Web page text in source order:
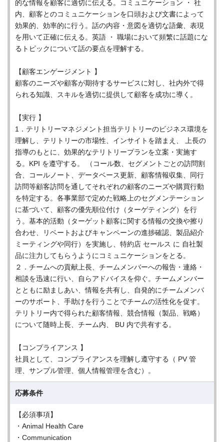
的な情報を顧客に適切に伝える。コミュニケーション ・ 社
内、顧客とのコミュニケーションを口頭および文書によって
効果的、効率的に行う。話の内容・意図を適切な語彙、表現
を用いて正確に伝える。英語 ・ 職場において頻繁に話題にな
るトピックについて話の要点を理解する。
【顧客エンゲージメント 】
顧客のニーズや顧客が期待するサービスに対し、社内外で得
られる知識、スキルを適切に提供して顧客を成功に導く。
【実行 】
1．テリトリーマネジメント担当テリトリーのビジネス環境を
理解し、テリトリーの市場性、インサイトを踏まえ、 上長の
指導のもとに、効果的なテリトリープランを立案・実施す
る。KPI を遵守する。 （コール数、セグメントごとの訪問割
合、コールノート、データベース更新、顧客情報収集、同行
訪問等顧客訪問を通してそれぞれの顧客のニーズや購買行動
を特定する。各事業部で定めた戦略上のセグメンテーション
に基づいて、顧客の優先順位付け（ターゲティング）を行
う。基本的活動（ターゲット顧客に関する情報の交換や擦り
合わせ、リベートおよびキャンペーンの進捗確認、製品紹介
ミーティングや同行）を実施し、特約店 セールス に 自社製
品に注力してもらうようにコミュニケーションをとる。
２．チームへの貢献上長、チームメンバーへの報告・連絡・
相談を迅速に行い、自らアドバイスを仰ぐ。チームメンバー
とともに励ましあい、情報を共有し、自発的にチームメンバ
ーのサポート、手助けを行うことでチームの活性化を促す。
テリトリー内で得られた顧客情報、競合情報（製品、戦略）
について随時上長、チーム内、 BU 内で共有する。
【コンプライアンス 】
社員として、コンプライアンスを理解し遵守する（ PV 管
理、サンプル管理、個人情報管理を含む）。
応募条件
【必須事項】
・Animal Health Care
・Communication